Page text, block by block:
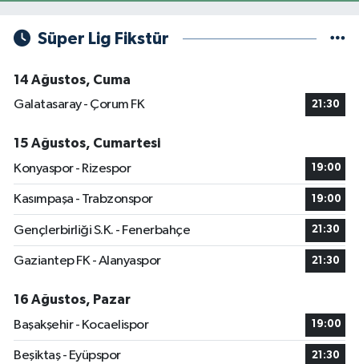
Süper Lig Fikstür
14 Ağustos, Cuma
Galatasaray - Çorum FK
21:30
15 Ağustos, Cumartesi
Konyaspor - Rizespor
19:00
Kasımpaşa - Trabzonspor 19:00
Gençlerbirliği S.K. - Fenerbahçe 21:30
Gaziantep FK - Alanyaspor 21:30
16 Ağustos, Pazar
Başakşehir - Kocaelispor
19:00
Beşiktaş - Eyüpspor 21:30